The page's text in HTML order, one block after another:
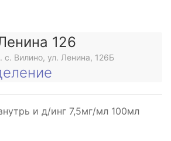
126
с. Вилино, ул. Ленина, 126Б
и д/инг 7,5мг/мл 100мл